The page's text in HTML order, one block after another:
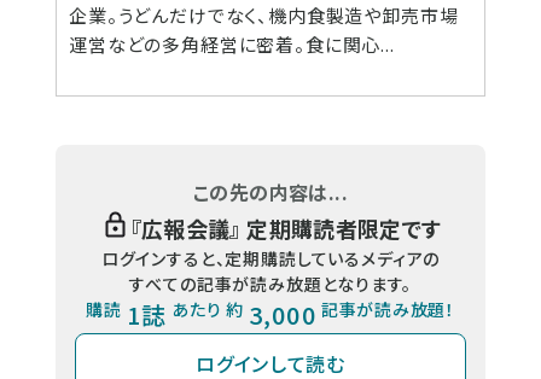
企業。うどんだけでなく、機内食製造や卸売市場
運営などの多角経営に密着。食に関心...
この先の内容は...
『広報会議』 定期購読者限定です
ログインすると、定期購読しているメディアの
すべての記事が読み放題となります。
購読 1誌 あたり 約 3,000 記事が読み放題！
ログインして読む